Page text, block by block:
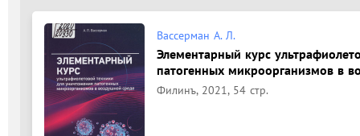
Вассерман А. Л.
Элементарный курс
патогенных микроорганизмов в
Филинъ, 2021, 54 стр.